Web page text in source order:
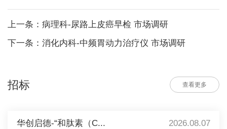
上一条：病理科-尿路上皮癌早检 市场调研
下一条：消化内科-中频胃动力治疗仪 市场调研
招标 查看更多
华创启德-“和肽素（C... 2026.08.07